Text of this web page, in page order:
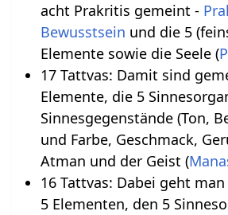
acht Prakritis gemeint -
Bewusstsein und die 5
Elemente sowie die Seele (
17 Tattvas: Damit sind
Elemente, die 5
Sinnesgegenstände (Ton,
und Farbe, Geschmack,
Atman und der Geist (
16 Tattvas: Dabei geht
5 Elementen, den 5